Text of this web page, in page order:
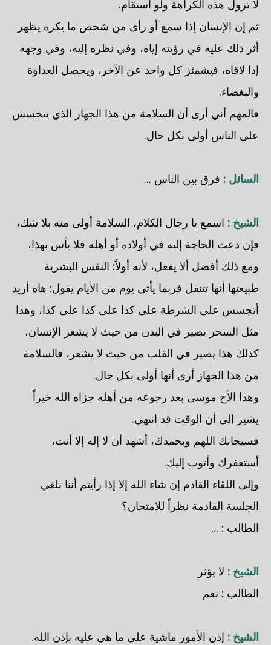
لا تزول هذه الكراهة ولو استقام.
ثم إن الإنسان إذا سمع أو رأى من شخص ما يكره يظهر
أثر ذلك عليه في رؤيته إياه، وفي نظره إليه، وفي وجهه
إذا لاقاه، فيشمئز كل واحد عن الآخر، ويحصل العداوة
والبغضاء.
فالمهم أني أرى أن السلامة من هذا الجهاز الذي يتجسس
على الناس أولى بكل حال.
السائل : فرق بين الناس ...
الشيخ : اسمع يا رجال الكلام، السلامة أولى منه بلا شك،
فإن دعت الحاجة إليه في أولاده أو أهله فلا بأس بهذا،
ومع ذلك أفضل ألا يفعل، لأنه أولاً: النفس البشرية
طبيعتها أنها تتنقل فربما يأتي يوم من الأيام يقول: هاه أريد
أتجسس على الشرطة على كذا على كذا على كذا، وهذا
مثل السحر يصير في البدن من حيث لا يشعر الإنسان،
كذلك هذا يصير في القلب من حيث لا يشعر، فالسلامة
من هذا الجهاز أرى أنها أولى بكل حال.
وهذا الأخ موسى بعد رجوعه من أهله جزاه الله خيراً
يشير إلى أن الوقت قد انتهى.
فسبحانك اللهم وبحمدك، أشهد أن لا إله إلا أنت،
أستغفرك وأتوب إليك.
وإلى اللقاء القادم إن شاء الله إلا إذا رأيتم أننا نلغي
الجلسة القادمة نظراً للامتحان؟
الطالب : ...
الشيخ : لا يؤثر
الطالب : نعم
الشيخ : إذن الأمور ماشية على ما هي عليه بإذن الله.